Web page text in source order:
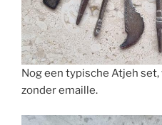
Nog een typische Atjeh
zonder emaille.